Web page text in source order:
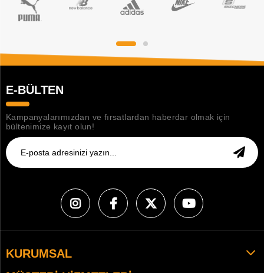
E-BÜLTEN
Kampanyalarımızdan ve fırsatlardan haberdar olmak için
bültenimize kayıt olun!
KURUMSAL